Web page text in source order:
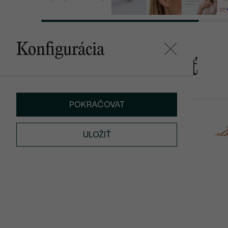
Konfigurácia
POKRAČOVAT
ULOŽIŤ
Mohlo by sa vám páčiť
od € 499